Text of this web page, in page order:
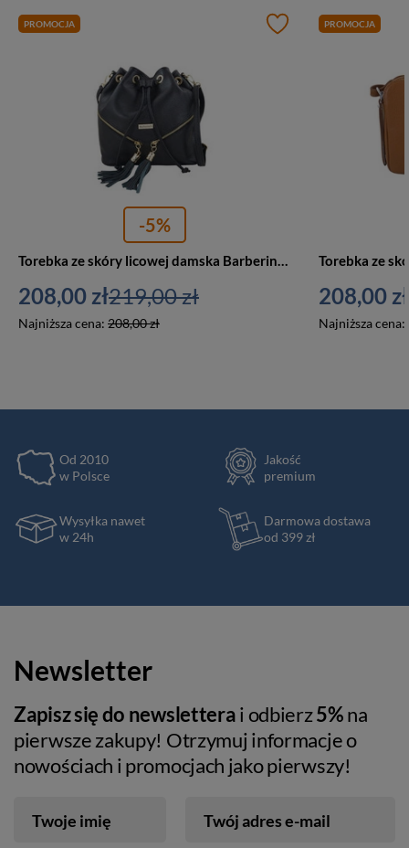
PROMOCJA
-5%
Torebka ze skóry licowej damska Barberini's 977-1 worek z frędzlami mały czarny
208,00 zł
Najniższa cena: 208,00 zł
219,00 zł
PROMOCJA
208,00 zł
Najniższa cena:
Od 2010
w Polsce
Jakość
premium
Wysyłka nawet
w 24h
Darmowa dostawa
od 399 zł
Newsletter
Zapisz się do newsletterai odbierz5%na
pierwsze zakupy! Otrzymuj informacje o
nowościach i promocjach jako pierwszy!
Twoje imię Twój adres e-mail